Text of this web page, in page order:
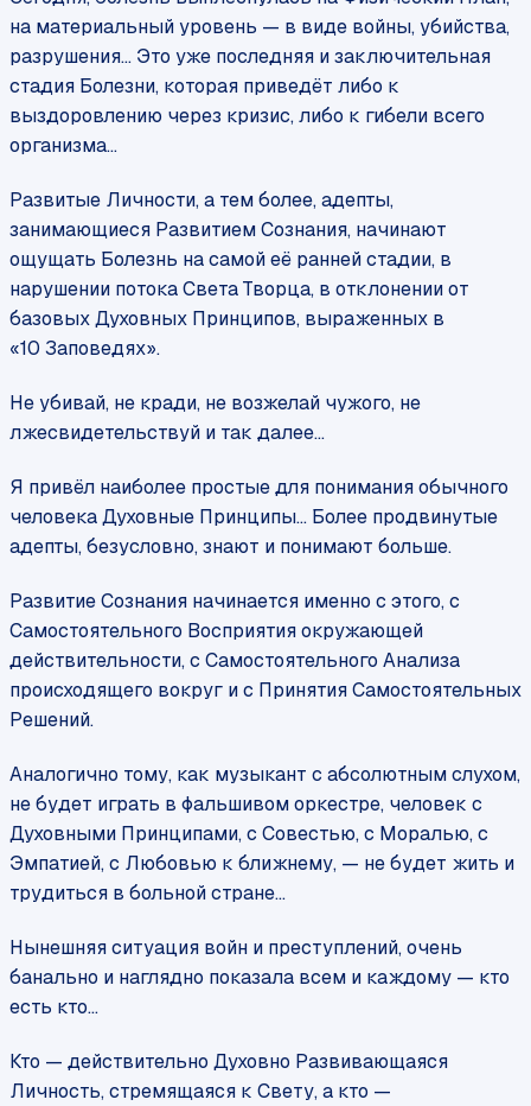
на материальный уровень — в виде войны, убийства,
разрушения... Это уже последняя и заключительная
стадия Болезни, которая приведёт либо к
выздоровлению через кризис, либо к гибели всего
организма...
Развитые Личности, а тем более, адепты,
занимающиеся Развитием Сознания, начинают
ощущать Болезнь на самой её ранней стадии, в
нарушении потока Света Творца, в отклонении от
базовых Духовных Принципов, выраженных в
«10 Заповедях».
Не убивай, не кради, не возжелай чужого, не
лжесвидетельствуй и так далее...
Я привёл наиболее простые для понимания обычного
человека Духовные Принципы... Более продвинутые
адепты, безусловно, знают и понимают больше.
Развитие Сознания начинается именно с этого, с
Самостоятельного Восприятия окружающей
действительности, с Самостоятельного Анализа
происходящего вокруг и с Принятия Самостоятельных
Решений.
Аналогично тому, как музыкант с абсолютным слухом,
не будет играть в фальшивом оркестре, человек с
Духовными Принципами, с Совестью, с Моралью, с
Эмпатией, с Любовью к ближнему, — не будет жить и
трудиться в больной стране...
Нынешняя ситуация войн и преступлений, очень
банально и наглядно показала всем и каждому — кто
есть кто...
Кто — действительно Духовно Развивающаяся
Личность, стремящаяся к Свету, а кто —